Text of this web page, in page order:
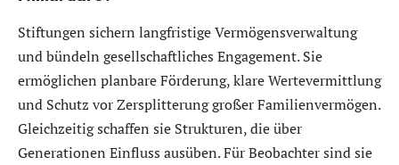
Stiftungen sichern langfristige Vermögensverwaltung
und bündeln gesellschaftliches Engagement. Sie
ermöglichen planbare Förderung, klare Wertevermittlung
und Schutz vor Zersplitterung großer Familienvermögen.
Gleichzeitig schaffen sie Strukturen, die über
Generationen Einfluss ausüben. Für Beobachter sind sie